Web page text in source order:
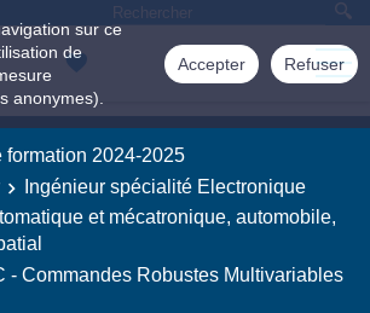
sur ce
de
anonymes).
Accepter Refuser
formation 2024-2025
Ingénieur spécialité Electronique
et mécatronique, automobile,
- Commandes Robustes Multivariables